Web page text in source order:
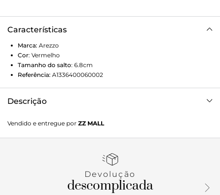
Características
Marca: Arezzo
Cor: Vermelho
Tamanho do salto: 6.8cm
Referência: A1336400060002
Descrição
salto médio bloco e ponta fina. Traz cabedal ajustado ao pé
e fecho em zíper na lateral interna do cano.
Vendido e entregue por ZZ MALL
Devolução
descomplicada